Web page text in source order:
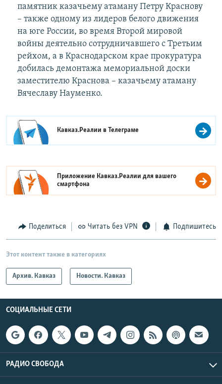
памятник казачьему атаману Петру Краснову
– также одному из лидеров белого движения
на юге России, во время Второй мировой
войны деятельно сотрудничавшего с Третьим
рейхом, а в Краснодарском крае прокуратура
добилась демонтажа мемориальной доски
заместителю Краснова – казачьему атаману
Вячеславу Науменко.
Кавказ.Реалии вТелеграме
Приложение Кавказ.Реалии для вашего
смартфона
Поделиться Читать без VPN Подпишитесь
Этот контент также в категориях
Архив. Кавказ Новости. Кавказ
СОЦИАЛЬНЫЕ СЕТИ
РАДИО СВОБОДА